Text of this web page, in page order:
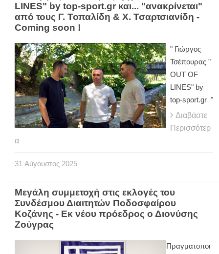
LINES" by top-sport.gr και... "ανακρίνεται"
από τους Γ. Τοπαλίδη & Χ. Τσαρτσιανίδη -
Coming soon !
" Γιώργος
Τσέπουρας "
OUT OF
LINES" by
top-sport.gr "
Διαβάστε
Περισσότερ
α
31 Αύγουστος 2025
Μεγάλη συμμετοχή στις εκλογές του
Συνδέσμου Διαιτητών Ποδοσφαίρου
Κοζάνης - Εκ νέου πρόεδρος ο Διονύσης
Ζούγρας
Πραγματοποι